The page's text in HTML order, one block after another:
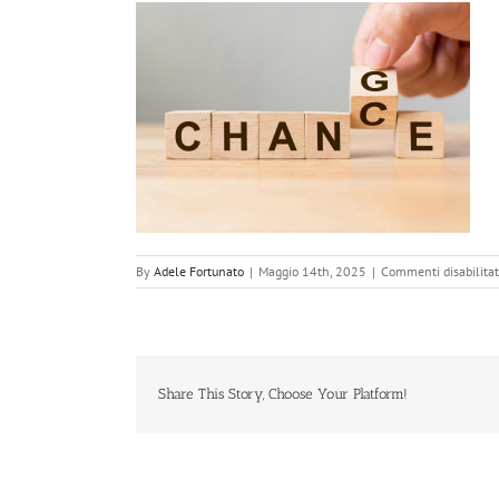
By Adele Fortunato | Maggio 14th, 2025 | Commenti
Share This Story, Choose Your Platform!